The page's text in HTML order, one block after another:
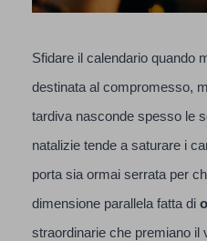
Sfidare il calendario quando
destinata al compromesso,
tardiva nasconde spesso le
natalizie tende a saturare i
porta sia ormai serrata per
dimensione parallela fatta di
straordinarie che premiano il